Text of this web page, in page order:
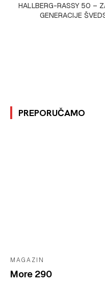
HALLBERG-RASSY 50 –
GENERACIJE
PREPORUČAMO
MAGAZIN
More 290